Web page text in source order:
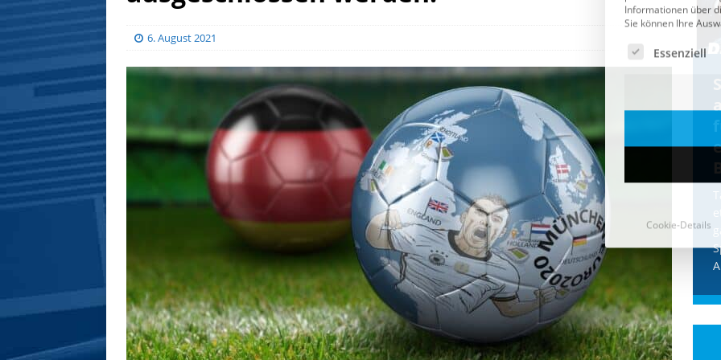
6. August 2021
CDU & Ampel wollen nach
der Wahl wieder Afghanen
einfliegen: Zeit für ein
Asylmoratorium!
Die Bundesregierung und die CDU
halten die Wähler für dumm! Weil die
Stimmung wegen der von Afghanen
verübten Anschläge kippte, wurden die
Flüge vor der[...]